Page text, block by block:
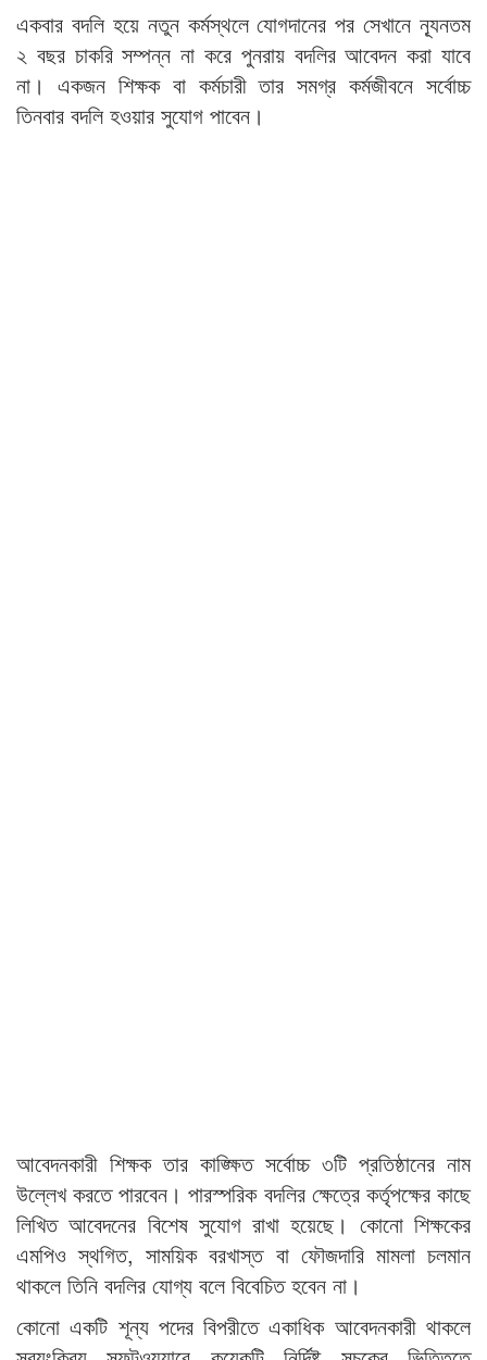
একবার বদলি হয়ে নতুন কর্মস্থলে যোগদানের পর সেখানে ন্যূনতম
২ বছর চাকরি সম্পন্ন না করে পুনরায় বদলির আবেদন করা যাবে
না। একজন শিক্ষক বা কর্মচারী তার সমগ্র কর্মজীবনে সর্বোচ্চ
তিনবার বদলি হওয়ার সুযোগ পাবেন।
আবেদনকারী শিক্ষক তার কাঙ্ক্ষিত সর্বোচ্চ ৩টি প্রতিষ্ঠানের নাম
উল্লেখ করতে পারবেন। পারস্পরিক বদলির ক্ষেত্রে কর্তৃপক্ষের কাছে
লিখিত আবেদনের বিশেষ সুযোগ রাখা হয়েছে। কোনো শিক্ষকের
এমপিও স্থগিত, সাময়িক বরখাস্ত বা ফৌজদারি মামলা চলমান
থাকলে তিনি বদলির যোগ্য বলে বিবেচিত হবেন না।
কোনো একটি শূন্য পদের বিপরীতে একাধিক আবেদনকারী থাকলে